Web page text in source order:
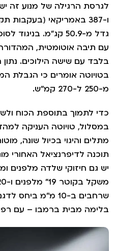
ו-387 באמריקאי (בעקבות
אוטומטית, המהדורה
עם שישה הילוכים. נתון
אומרים כי הגבלת
לתמוך בתוספת הכוח ולשפר
טויוטה העניקה
והיגוי בכיול שונה, מוטות
לדיפרנציאל האחורי
חיזוקי שלדה מלפנים
משקל
שרחבים ב-10 מ"מ ביחס
מבית ברמבו – עם רפידות